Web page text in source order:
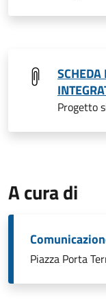
SCHEDA
Progetto
A cura di
Piazza Porta